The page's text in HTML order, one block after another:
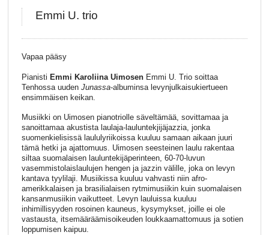
Emmi U. trio
Vapaa pääsy
Pianisti Emmi Karoliina UimosenEmmi U. Trio soittaa
Tenhossa uuden Junassa-albuminsa levynjulkaisukiertueen
ensimmäisen keikan.
Musiikki on Uimosen pianotriolle säveltämää, sovittamaa ja
sanoittamaa akustista laulaja-lauluntekjijäjazzia, jonka
suomenkielisissä laululyriikoissa kuuluu samaan aikaan juuri
tämä hetki ja ajattomuus. Uimosen seesteinen laulu rakentaa
siltaa suomalaisen lauluntekijäperinteen, 60-70-luvun
vasemmistolaislaulujen hengen ja jazzin välille, joka on levyn
kantava tyylilaji. Musiikissa kuuluu vahvasti niin afro-
amerikkalaisen ja brasilialaisen rytmimusiikin kuin suomalaisen
kansanmusiikin vaikutteet. Levyn lauluissa kuuluu
inhimillisyyden rosoinen kauneus, kysymykset, joille ei ole
vastausta, itsemääräämisoikeuden loukkaamattomuus ja sotien
loppumisen kaipuu.